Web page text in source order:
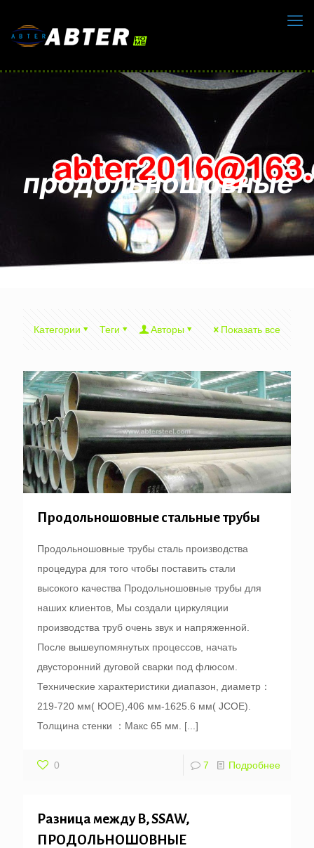
продольношовные
Категории Теги Авторы Показать все
Продольношовные стальные трубы
Продольношовные трубы сталь производства
процедура для того чтобы поставить стали
высокого качества Продольношовные трубы для
наших клиентов, Мы создали циркуляции
производства труб очень звук и напряженной.
После вышеупомянутых процессов, начать
двусторонний дуговой сварки под флюсом.
Технические характеристики диапазон, диаметр：
219-720 мм( ЮОЕ),406 мм-1625.6 мм( JCOE).
Толщина стенки ：Макс 65 мм.
[...]
0 7 Подробнее
Разница между В, SSAW,
ПРОДОЛЬНОШОВНЫЕ